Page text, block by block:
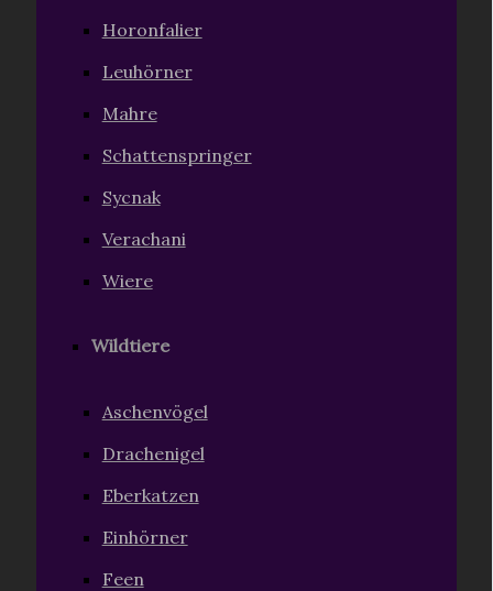
Horonfalier
Leuhörner
Mahre
Schattenspringer
Sycnak
Verachani
Wiere
Wildtiere
Aschenvögel
Drachenigel
Eberkatzen
Einhörner
Feen